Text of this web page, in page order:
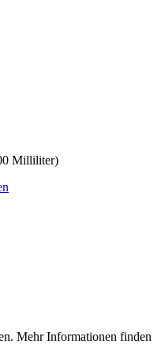
Milliliter)
Mehr Informationen finden